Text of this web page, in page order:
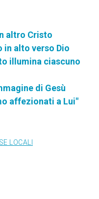
altro Cristo
in alto verso Dio
illumina ciascuno
di Gesù
affezionati a Lui"
LOCALI